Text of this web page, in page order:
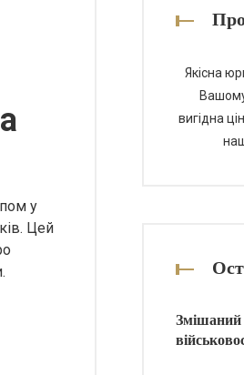
у
Цей
Якісна
вигідна